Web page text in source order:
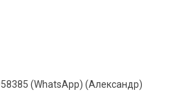
(WhatsApp) (Александр)